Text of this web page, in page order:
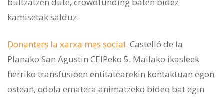
kamisetak salduz.
Donanters la xarxa mes social. Castelló de la
Planako San Agustin CEIPeko 5. Mailako ikasleek
herriko transfusioen entitatearekin kontaktuan egon
ostean, odola ematera animatzeko bideo bat egin